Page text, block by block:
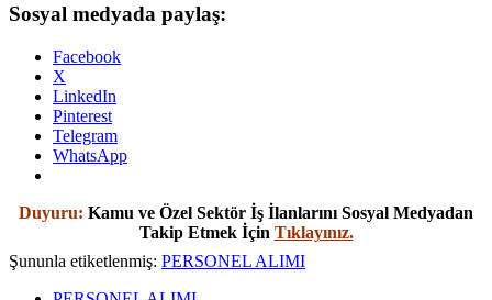
Sosyal medyada paylaş:
Facebook
X
LinkedIn
Pinterest
Telegram
WhatsApp
Duyuru: Kamu ve Özel Sektör İş İlanlarını Sosyal Medyadan
Takip Etmek İçin Tıklayınız.
Şununla etiketlenmiş: PERSONEL ALIMI